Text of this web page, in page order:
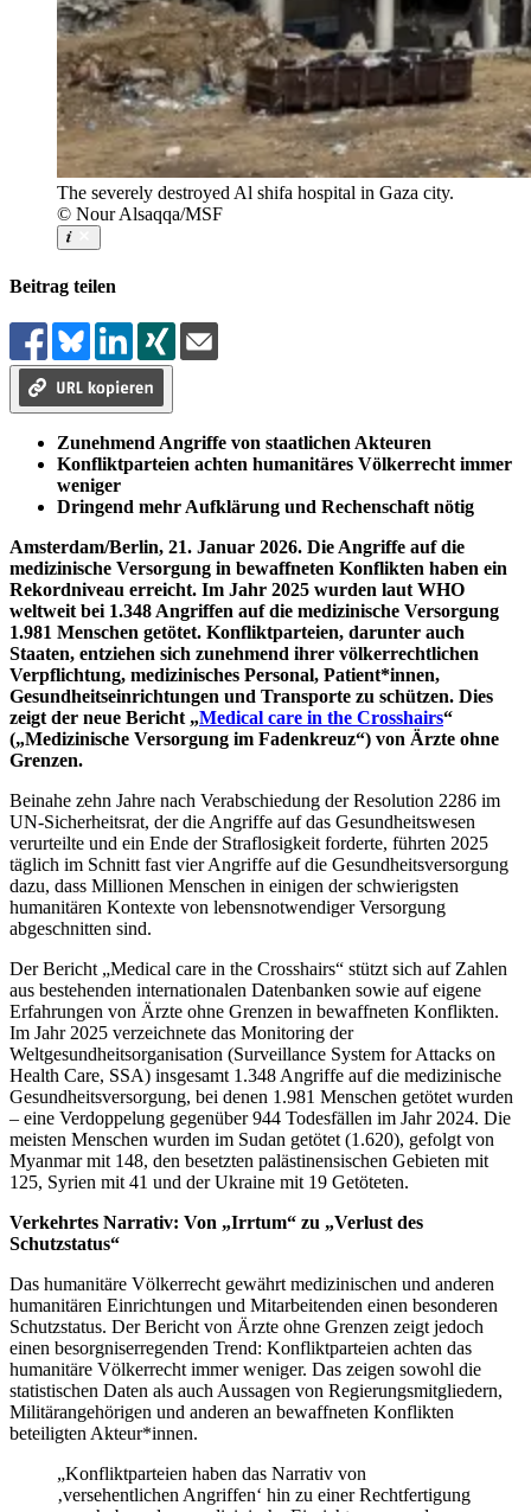
The severely destroyed Al shifa hospital in Gaza city.
© Nour Alsaqqa/MSF
Beitrag teilen
Zunehmend Angriffe von staatlichen Akteuren
Konfliktparteien achten humanitäres Völkerrecht immer
weniger
Dringend mehr Aufklärung und Rechenschaft nötig
Amsterdam/Berlin, 21. Januar 2026. Die Angriffe auf die
medizinische Versorgung in bewaffneten Konflikten haben ein
Rekordniveau erreicht. Im Jahr 2025 wurden laut WHO
weltweit bei 1.348 Angriffen auf die medizinische Versorgung
1.981 Menschen getötet. Konfliktparteien, darunter auch
Staaten, entziehen sich zunehmend ihrer völkerrechtlichen
Verpflichtung, medizinisches Personal, Patient*innen,
Gesundheitseinrichtungen und Transporte zu schützen. Dies
zeigt der neue Bericht „Medical care in the Crosshairs“
(„Medizinische Versorgung im Fadenkreuz“) von Ärzte ohne
Grenzen.
Beinahe zehn Jahre nach Verabschiedung der Resolution 2286 im
UN-Sicherheitsrat, der die Angriffe auf das Gesundheitswesen
verurteilte und ein Ende der Straflosigkeit forderte, führten 2025
täglich im Schnitt fast vier Angriffe auf die Gesundheitsversorgung
dazu, dass Millionen Menschen in einigen der schwierigsten
humanitären Kontexte von lebensnotwendiger Versorgung
abgeschnitten sind.
Der Bericht „Medical care in the Crosshairs“ stützt sich auf Zahlen
aus bestehenden internationalen Datenbanken sowie auf eigene
Erfahrungen von Ärzte ohne Grenzen in bewaffneten Konflikten.
Im Jahr 2025 verzeichnete das Monitoring der
Weltgesundheitsorganisation (Surveillance System for Attacks on
Health Care, SSA) insgesamt 1.348 Angriffe auf die medizinische
Gesundheitsversorgung, bei denen 1.981 Menschen getötet wurden
– eine Verdoppelung gegenüber 944 Todesfällen im Jahr 2024. Die
meisten Menschen wurden im Sudan getötet (1.620), gefolgt von
Myanmar mit 148, den besetzten palästinensischen Gebieten mit
125, Syrien mit 41 und der Ukraine mit 19 Getöteten.
Verkehrtes Narrativ: Von „Irrtum“ zu „Verlust des
Schutzstatus“
Das humanitäre Völkerrecht gewährt medizinischen und anderen
humanitären Einrichtungen und Mitarbeitenden einen besonderen
Schutzstatus. Der Bericht von Ärzte ohne Grenzen zeigt jedoch
einen besorgniserregenden Trend: Konfliktparteien achten das
humanitäre Völkerrecht immer weniger. Das zeigen sowohl die
statistischen Daten als auch Aussagen von Regierungsmitgliedern,
Militärangehörigen und anderen an bewaffneten Konflikten
beteiligten Akteur*innen.
„Konfliktparteien haben das Narrativ von
‚versehentlichen Angriffen‘ hin zu einer Rechtfertigung